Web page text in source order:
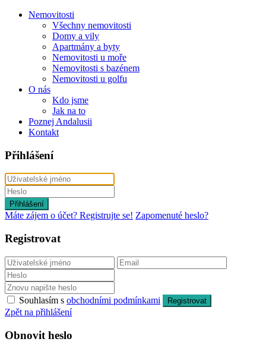
Nemovitosti
Všechny nemovitosti
Domy a vily
Apartmány a byty
Nemovitosti u moře
Nemovitosti s bazénem
Nemovitosti u golfu
O nás
Kdo jsme
Jak na to
Poznej Andalusii
Kontakt
Přihlášení
Přihlášení
Máte zájem o účet? Registrujte se! Zapomenuté heslo?
Registrovat
Souhlasím s obchodními podmínkami Registrovat
Zpět na přihlášení
Obnovit heslo